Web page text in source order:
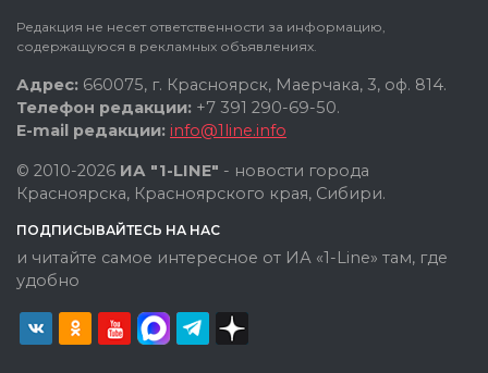
Редакция не несет ответственности за информацию,
содержащуюся в рекламных объявлениях.
Адрес: 660075, г. Красноярск, Маерчака, 3, оф. 814.
Телефон редакции: +7 391 290-69-50.
E-mail редакции: info@1line.info
© 2010-2026 ИА "1-LINE" - новости города
Красноярска, Красноярского края, Сибири.
ПОДПИСЫВАЙТЕСЬ НА НАС
и читайте самое интересное от ИА «1-Line» там, где
удобно